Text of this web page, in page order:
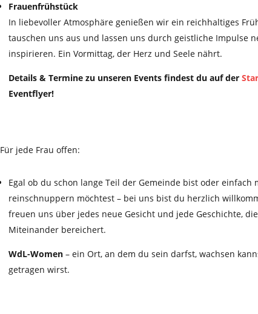
Frauenfrühstück
In liebevoller Atmosphäre genießen wir ein reichhaltiges
tauschen uns aus und lassen uns durch geistliche Impulse
inspirieren. Ein Vormittag, der Herz und Seele nährt.
Details & Termine zu unseren Events findest du auf der
Eventflyer!
Für jede Frau offen:
Egal ob du schon lange Teil der Gemeinde bist oder einfach
reinschnuppern möchtest – bei uns bist du herzlich
freuen uns über jedes neue Gesicht und jede Geschichte,
Miteinander bereichert.
WdL-Women– ein Ort, an dem du sein darfst, wachsen
getragen wirst.